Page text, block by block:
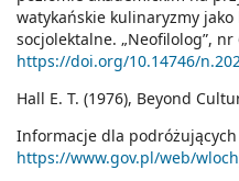
watykańskie kulinaryzmy
socjolektalne. „Neofilolog”, nr
https://doi.org/10.14746/
Hall E. T. (1976), Beyond
Informacje dla podróżujących
https://www.gov.pl/web/